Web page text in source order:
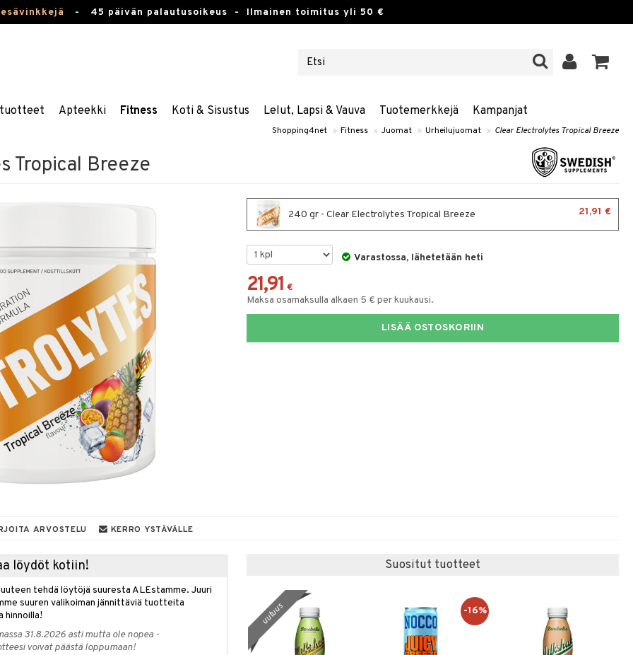
- 45 päivän palautusoikeus - Ilmainen toimitus yli 50 €
Apteekki Fitness Koti & Sisustus Lelut, Lapsi & Vauva Tuotemerkkejä Kampanjat
Shopping4net » Fitness » Juomat » Urheilujuomat » Clear Electrolytes Tropical Breeze
Tropical Breeze
240 gr - Clear Electrolytes Tropical Breeze 21,91 €
Varastossa, lähetetään heti
21,91 €
Maksa osamaksulla alkaen 5 € per kuukausi.
LISÄÄ OSTOSKORIIN
ARVOSTELU KERRO YSTÄVÄLLE
löydöt kotiin!
tehdä löytöjä suuresta ALEstamme. Juuri
suuren valikoiman jännittäviä tuotteita
hinnoilla!
31.8.2026 asti mutta ole nopea -
voivat päästä loppumaan!
Suositut tuotteet
uutuus -16%